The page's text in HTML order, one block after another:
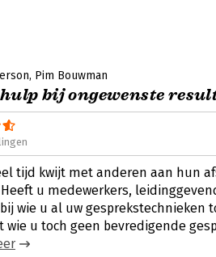
Pim Bouwman
bij ongewenste
tijd kwijt met anderen aan hun
u medewerkers,
wie u al uw gesprekstechnieken
wie u toch geen bevredigende